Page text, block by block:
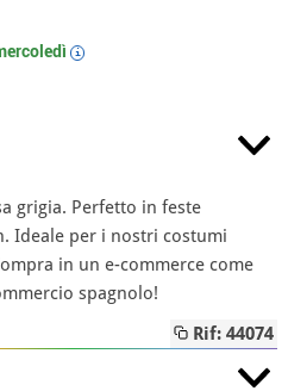
i
grigia. Perfetto in feste
Ideale per i nostri costumi
in un e-commerce come
spagnolo!
Rif: 44074